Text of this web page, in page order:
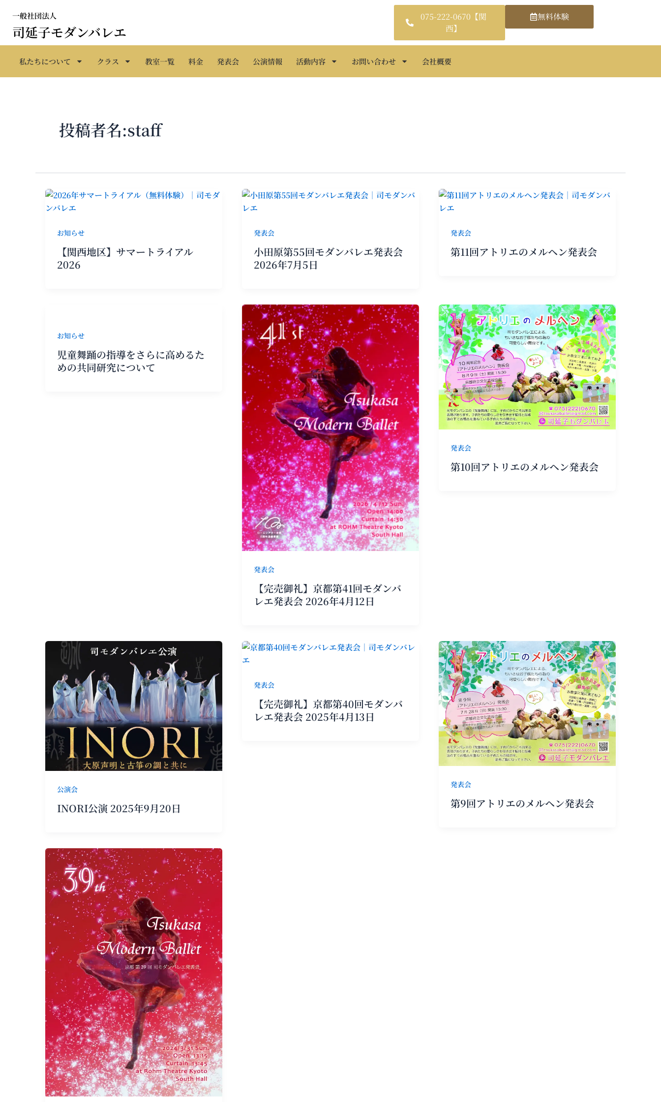
ス
一般社団法人
司延子モダンバレエ
075-222-0670【関
西】
無料体験
私たちについて クラス 教室一覧 料金 発表会 公演情報 活動内容 お問い合わせ 会社概要
投稿者名:staff
お知らせ
【関西地区】サマートライアル
2026
発表会
小田原第55回モダンバレエ発表会
2026年7月5日
発表会
第11回アトリエのメルヘン発表会
お知らせ
児童舞踊の指導をさらに高めるた
めの共同研究について
発表会
【完売御礼】京都第41回モダンバ
レエ発表会 2026年4月12日
発表会
第10回アトリエのメルヘン発表会
公演会
INORI公演 2025年9月20日
発表会
【完売御礼】京都第40回モダンバ
レエ発表会 2025年4月13日
発表会
第9回アトリエのメルヘン発表会